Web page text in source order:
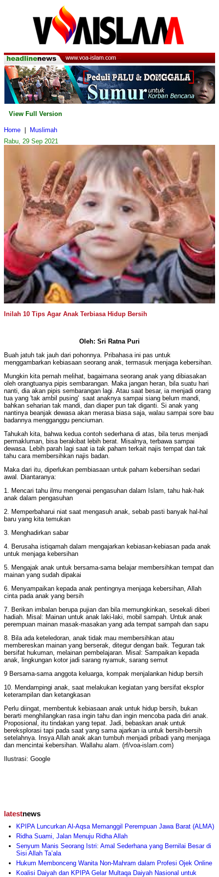
View Full Version
Home
Muslimah
Rabu, 29 Sep 2021
Inilah 10 Tips Agar Anak Terbiasa Hidup Bersih
Oleh: Sri Ratna Puri
Buah jatuh tak jauh dari pohonnya. Pribahasa ini pas untuk
menggambarkan kebiasaan seorang anak, termasuk menjaga kebersihan.
Mungkin kita pernah melihat, bagaimana seorang anak yang dibiasakan
oleh orangtuanya pipis sembarangan. Maka jangan heran, bila suatu hari
nanti, dia akan pipis sembarangan lagi. Atau saat besar, ia menjadi orang
tua yang 'tak ambil pusing' saat anaknya sampai siang belum mandi,
bahkan seharian tak mandi, dan diaper pun tak diganti. Si anak yang
nantinya beanjak dewasa akan merasa biasa saja, walau sampai sore bau
badannya mengganggu penciuman.
Tahukah kita, bahwa kedua contoh sederhana di atas, bila terus menjadi
permakluman, bisa berakibat lebih berat. Misalnya, terbawa sampai
dewasa. Lebih parah lagi saat ia tak paham terkait najis tempat dan tak
tahu cara membersihkan najis badan.
Maka dari itu, diperlukan pembiasaan untuk paham kebersihan sedari
awal. Diantaranya:
1. Mencari tahu ilmu mengenai pengasuhan dalam Islam, tahu hak-hak
anak dalam pengasuhan
2. Memperbaharui niat saat mengasuh anak, sebab pasti banyak hal-hal
baru yang kita temukan
3. Menghadirkan sabar
4. Berusaha istiqamah dalam mengajarkan kebiasan-kebiasan pada anak
untuk menjaga kebersihan
5. Mengajak anak untuk bersama-sama belajar membersihkan tempat dan
mainan yang sudah dipakai
6. Menyampaikan kepada anak pentingnya menjaga kebersihan, Allah
cinta pada anak yang bersih
7. Berikan imbalan berupa pujian dan bila memungkinkan, sesekali diberi
hadiah. Misal: Mainan untuk anak laki-laki, mobil sampah. Untuk anak
perempuan mainan masak-masakan yang ada tempat sampah dan sapu
8. Bila ada keteledoran, anak tidak mau membersihkan atau
membereskan mainan yang berserak, ditegur dengan baik. Teguran tak
bersifat hukuman, melainan pembelajaran. Misal: Sampaikan kepada
anak, lingkungan kotor jadi sarang nyamuk, sarang semut
9 Bersama-sama anggota keluarga, kompak menjalankan hidup bersih
10. Mendampingi anak, saat melakukan kegiatan yang bersifat eksplor
keterampilan dan ketangkasan
Perlu diingat, membentuk kebiasaan anak untuk hidup bersih, bukan
berarti menghilangkan rasa ingin tahu dan ingin mencoba pada diri anak.
Proposional, itu tindakan yang tepat. Jadi, bebaskan anak untuk
bereksplorasi tapi pada saat yang sama ajarkan ia untuk bersih-bersih
setelahnya. Insya Allah anak akan tumbuh menjadi pribadi yang menjaga
dan mencintai kebersihan. Wallahu alam. (rf/voa-islam.com)
Ilustrasi: Google
latestnews
KPIPA Luncurkan Al-Aqsa Memanggil Perempuan Jawa Barat (ALMA)
Ridha Suami, Jalan Menuju Ridha Allah
Senyum Manis Seorang Istri: Amal Sederhana yang Bernilai Besar di
Sisi Allah Ta’ala
Hukum Membonceng Wanita Non-Mahram dalam Profesi Ojek Online
Koalisi Daiyah dan KPIPA Gelar Multaqa Daiyah Nasional untuk